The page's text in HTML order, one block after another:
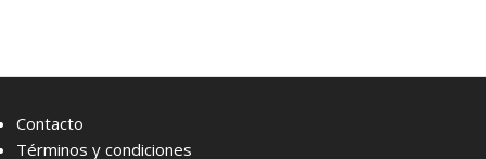
Contacto
Términos y condiciones